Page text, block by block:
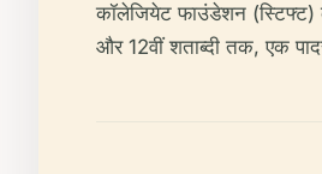
कॉलेजियेट फाउंडेशन (स्टिफ्ट)
और 12वीं शताब्दी तक, एक